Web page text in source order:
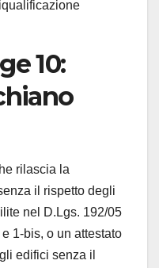
10:
rilascia la
il rispetto degli
nel D.Lgs. 192/05
1-bis, o un attestato
edifici senza il